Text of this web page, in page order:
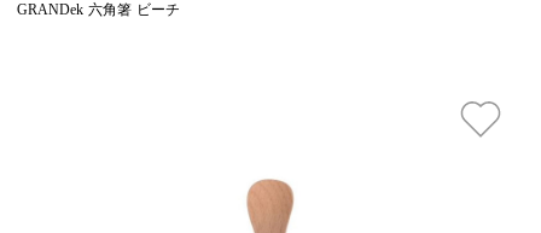
GRANDek 六角箸 ビーチ